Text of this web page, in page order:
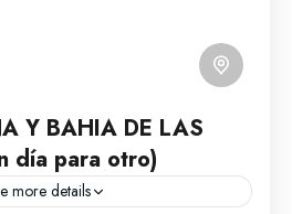
Y BAHIA DE LAS
día para otro)
more details